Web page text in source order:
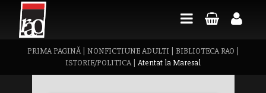
PRIMA PAGINĂ| NONFICTIUNE ADULTI BIBLIOTECA RAO
ISTORIE/POLITICA| Atentat la Maresal